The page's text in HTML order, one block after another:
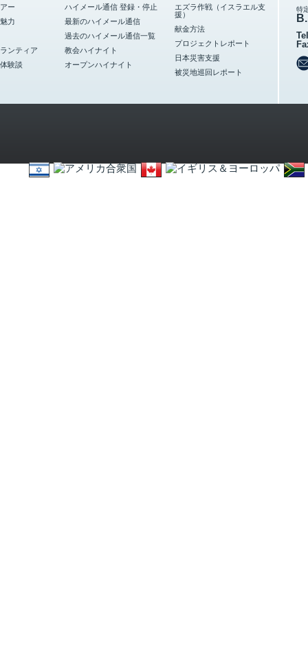
ー
力
ンティア
験談
ハイメール通信 登録・停止
最新のハイメール通信
過去のハイメール通信一覧
教会ハイナイト
オープンハイナイト
エズラ作戦（イスラエル支
援）
献金方法
プロジェクトレポート
日本災害支援
被災地巡回レポート
特
Tel